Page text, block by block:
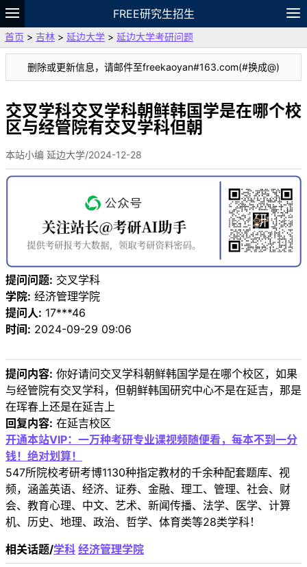
FREE研究生招生
题库
故事 专题 APP 笔记
VIP
资料
首页 > 吉林 > 延边大学 > 延边大学考研问题
删除或更新信息，请邮件至freekaoyan#163.com(#换成@)
交叉学科交叉学科朝鲜韩国学是在哪个校
区与经管院有交叉学科但朝
本站小编 延边大学/2024-12-28
提问问题: 交叉学科
学院: 经济管理学院
提问人: 17***46
时间: 2024-09-29 09:06
提问内容: 你好请问交叉学科朝鲜韩国学是在哪个校区，如果
与经管院有交叉学科，但朝鲜韩国研究中心不是在延吉，那是
在珲春上还是在延吉上
回复内容: 在延吉校区
开通本站VIP：一万种考研专业课视频随便看，每本不到一分
钱！绝对划算！
547所院校考研考博1130种指定教材的千余种配套题库、视
频，涵盖英语、经济、证券、金融、理工、管理、社会、财
会、教育心理、中文、艺术、新闻传播、法学、医学、计算
机、历史、地理、政治、哲学、体育类等28类学科！
相关话题/学科 经济管理学院